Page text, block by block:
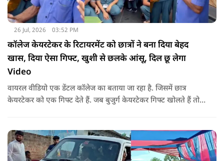
26 Jul, 2026 03:52 PM
कॉलेज केयरटेकर के रिटायरमेंट को छात्रों ने बना दिया बेहद
खास, दिया ऐसा गिफ्ट, खुशी से छलके आंसू, दिल छू लेगा
Video
वायरल वीडियो एक डेंटल कॉलेज का बताया जा रहा है. जिसमें छात्र
केयरटेकर को एक गिफ्ट देते हैं. जब बुजुर्ग केयरटेकर गिफ्ट खोलते हैं तो